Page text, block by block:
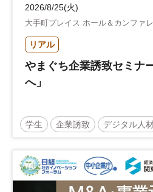
2026/8/25(火)
大手町プレイス ホール＆カンファ
リアル
やまぐち企業誘致セミナ
へ」
学生 企業誘致 デジタル人
地域活性化 自治体